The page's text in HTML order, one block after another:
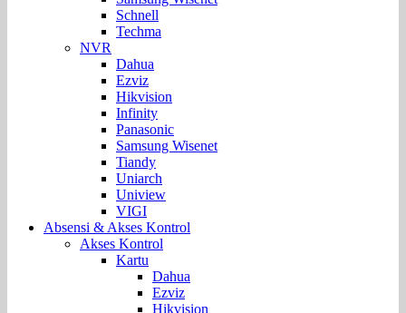
Schnell
Techma
NVR
Dahua
Ezviz
Hikvision
Infinity
Panasonic
Samsung Wisenet
Tiandy
Uniarch
Uniview
VIGI
Absensi & Akses Kontrol
Akses Kontrol
Kartu
Dahua
Ezviz
Hikvision